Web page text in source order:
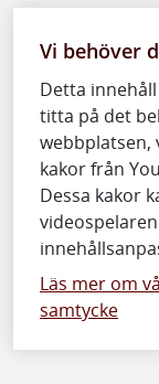
Vi behöver
Detta
titta på det
webbplatsen,
kakor från
Dessa kakor
Läs mer om
samtycke